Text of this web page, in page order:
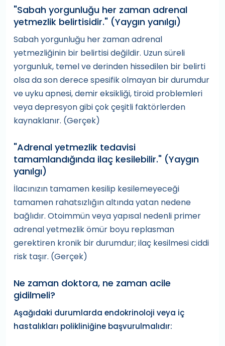
"Sabah yorgunluğu her zaman adrenal
yetmezlik belirtisidir." (Yaygın yanılgı)
Sabah yorgunluğu her zaman adrenal
yetmezliğinin bir belirtisi değildir. Uzun süreli
yorgunluk, temel ve derinden hissedilen bir belirti
olsa da son derece spesifik olmayan bir durumdur
ve uyku apnesi, demir eksikliği, tiroid problemleri
veya depresyon gibi çok çeşitli faktörlerden
kaynaklanır. (Gerçek)
"Adrenal yetmezlik tedavisi
tamamlandığında ilaç kesilebilir." (Yaygın
yanılgı)
İlacınızın tamamen kesilip kesilemeyeceği
tamamen rahatsızlığın altında yatan nedene
bağlıdır. Otoimmün veya yapısal nedenli primer
adrenal yetmezlik ömür boyu replasman
gerektiren kronik bir durumdur; ilaç kesilmesi ciddi
risk taşır. (Gerçek)
Ne zaman doktora, ne zaman acile
gidilmeli?
Aşağıdaki durumlarda endokrinoloji veya iç
hastalıkları polikliniğine başvurulmalıdır: